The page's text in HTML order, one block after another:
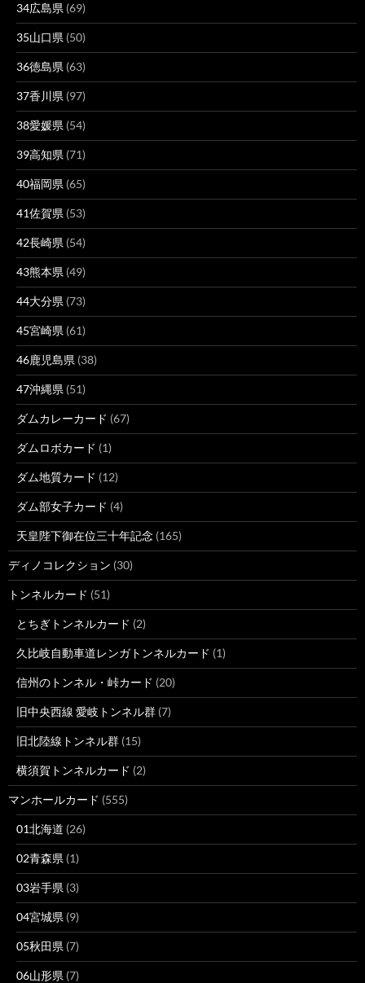
34広島県 (69)
35山口県 (50)
36徳島県 (63)
37香川県 (97)
38愛媛県 (54)
39高知県 (71)
40福岡県 (65)
41佐賀県 (53)
42長崎県 (54)
43熊本県 (49)
44大分県 (73)
45宮崎県 (61)
46鹿児島県 (38)
47沖縄県 (51)
ダムカレーカード (67)
ダムロボカード (1)
ダム地質カード (12)
ダム部女子カード (4)
天皇陛下御在位三十年記念 (165)
ディノコレクション (30)
トンネルカード (51)
とちぎトンネルカード (2)
久比岐自動車道レンガトンネルカード (1)
信州のトンネル・峠カード (20)
旧中央西線 愛岐トンネル群 (7)
旧北陸線トンネル群 (15)
横須賀トンネルカード (2)
マンホールカード (555)
01北海道 (26)
02青森県 (1)
03岩手県 (3)
04宮城県 (9)
05秋田県 (7)
06山形県 (7)